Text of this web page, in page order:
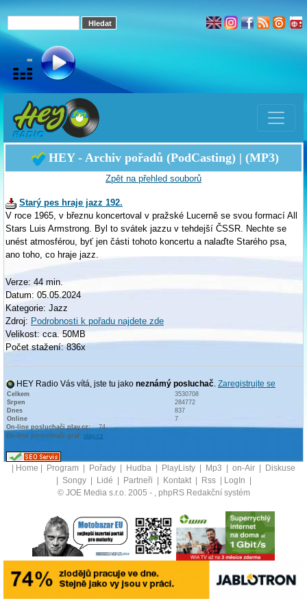
HEY - Archiv pořadů (PodCasting) | (MP3)
Zpět na přehled souborů
Starý pes hraje jazz 192.
V roce 1965, v březnu koncertoval v pražské Lucerně se svou formací All
Stars Luis Armstrong. Byl to svátek jazzu v tehdejší ČSSR. Nechte se
unést atmosférou, byť jen části tohoto koncertu a nalaďte Starého psa,
ano toho, co hraje jazz.
Verze: 44 min.
Datum: 05.05.2024
Kategorie: Jazz
Zdroj: Podrobnosti k pořadu najdete zde
Velikost: cca. 50MB
Počet stažení: 836x
HEY Radio Vás vítá, jste tu jako neznámý posluchač. Zaregistrujte se
Celkem
3530708
Srpen
284772
Dnes
837
Online
7
On-line posluchači play.cz:
74
On-line posluchači graf: play.cz
Home Program Pořady Hudba PlayListy Mp3 on-Air
Diskuse
Songy Lidé Partneři Kontakt Rss LogIn
© JOE Media s.r.o. 2005 - , phpRS Redakční systém